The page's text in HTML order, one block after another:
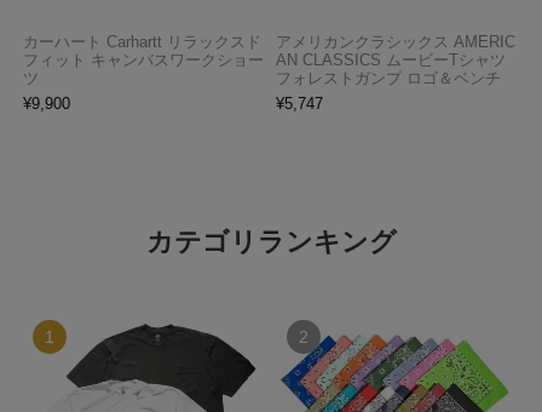
カーハート Carhartt リラックスド
フィット キャンバスワークショー
ツ
¥9,900
アメリカンクラシックス AMERIC
AN CLASSICS ムービーTシャツ
フォレストガンプ ロゴ＆ベンチ
¥5,747
カテゴリランキング